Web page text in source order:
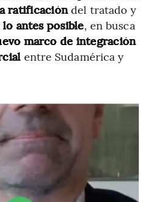
ratificacióndel tratado y
antes posible, en busca
marco de integración
entre Sudamérica y